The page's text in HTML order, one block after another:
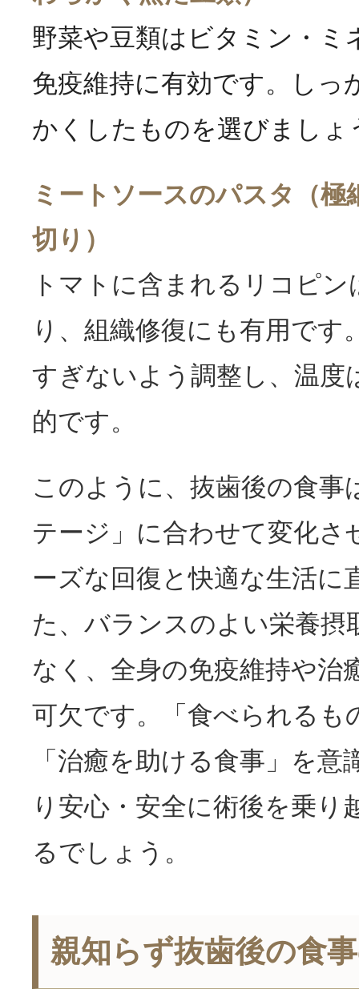
野菜や豆類はビタミン・ミ
免疫維持に有効です。しっ
かくしたものを選びましょ
ミートソースのパスタ（極
切り）
トマトに含まれるリコピ
り、組織修復にも有用です
すぎないよう調整し、温度
的です。
このように、抜歯後の食事
テージ」に合わせて変化さ
ーズな回復と快適な生活に
た、バランスのよい栄養摂
なく、全身の免疫維持や治
可欠です。「食べられるも
「治癒を助ける食事」を
り安心・安全に術後を乗り
るでしょう。
親知らず抜歯後の食